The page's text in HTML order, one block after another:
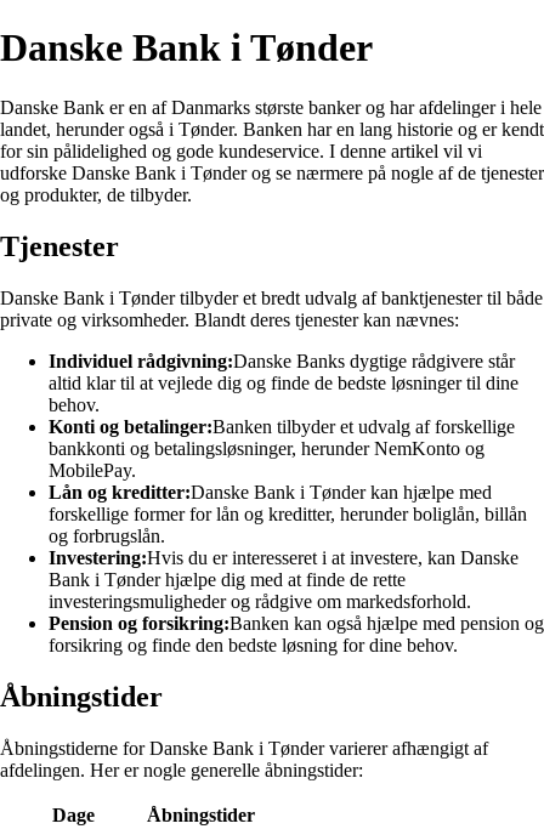
Danske Bank i Tønder
Danske Bank er en af Danmarks største banker og har afdelinger i hele
landet, herunder også i Tønder. Banken har en lang historie og er kendt
for sin pålidelighed og gode kundeservice. I denne artikel vil vi
udforske Danske Bank i Tønder og se nærmere på nogle af de tjenester
og produkter, de tilbyder.
Tjenester
Danske Bank i Tønder tilbyder et bredt udvalg af banktjenester til både
private og virksomheder. Blandt deres tjenester kan nævnes:
Individuel rådgivning:Danske Banks dygtige rådgivere står
altid klar til at vejlede dig og finde de bedste løsninger til dine
behov.
Konti og betalinger:Banken tilbyder et udvalg af forskellige
bankkonti og betalingsløsninger, herunder NemKonto og
MobilePay.
Lån og kreditter:Danske Bank i Tønder kan hjælpe med
forskellige former for lån og kreditter, herunder boliglån, billån
og forbrugslån.
Investering:Hvis du er interesseret i at investere, kan Danske
Bank i Tønder hjælpe dig med at finde de rette
investeringsmuligheder og rådgive om markedsforhold.
Pension og forsikring:Banken kan også hjælpe med pension og
forsikring og finde den bedste løsning for dine behov.
Åbningstider
Åbningstiderne for Danske Bank i Tønder varierer afhængigt af
afdelingen. Her er nogle generelle åbningstider:
Dage
Åbningstider